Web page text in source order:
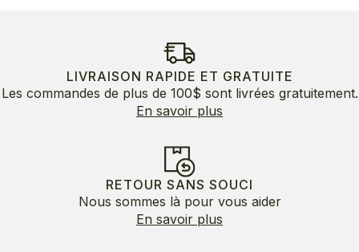
LIVRAISON RAPIDE ET GRATUITE
Les commandes de plus de 100$ sont livrées gratuitement.
En savoir plus
RETOUR SANS SOUCI
Nous sommes là pour vous aider
En savoir plus